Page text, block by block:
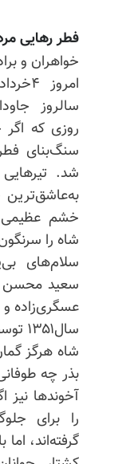
فطر رهایی
خواهران و
سالروز
روزی که
سنگ‌بنای
شد.
خشم عظیمی
شاه را
سلام‌های
سعید محسن
عسگری‌زاده
سال۱۳۵۱ توسط رژیم شاه تیرباران شدند.
شاه هرگز
بذر چه
آخوندها نیز
را برای
گرفته‌اند،